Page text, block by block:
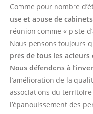
Comme pour nombre
use et abuse de
réunion comme « piste
Nous pensons toujours
près de tous les acteurs
Nous défendons à
l’amélioration de la
associations du
l’épanouissement des